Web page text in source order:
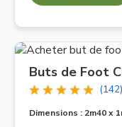
Buts de Foot
(142)
Dimensions : 2m40 x